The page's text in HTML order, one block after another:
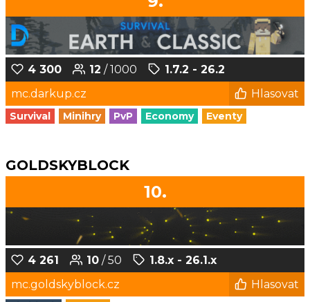
4 300 12 / 1000
1.7.2 - 26.2
mc.darkup.cz
Hlasovat
Survival Minihry PvP Economy Eventy
GOLDSKYBLOCK
10.
4 261 10 / 50
1.8.x - 26.1.x
mc.goldskyblock.cz
Hlasovat